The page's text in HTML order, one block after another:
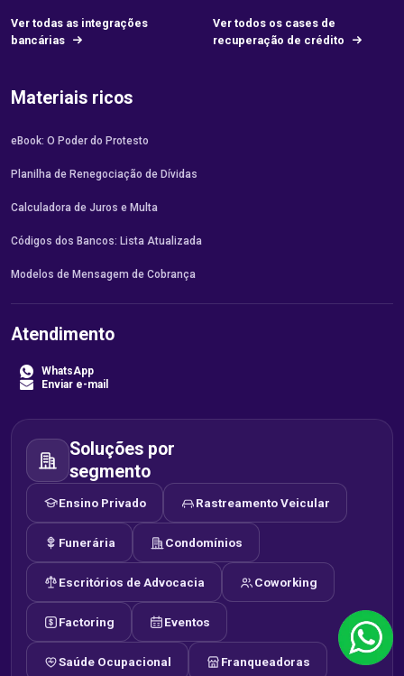
Ver todas as integrações
bancárias
Ver todos os cases de
recuperação de crédito
Materiais ricos
eBook: O Poder do Protesto
Planilha de Renegociação de Dívidas
Calculadora de Juros e Multa
Códigos dos Bancos: Lista Atualizada
Modelos de Mensagem de Cobrança
Atendimento
WhatsApp
Enviar e-mail
Soluções por
segmento
Ensino Privado Rastreamento Veicular
Funerária Condomínios
Escritórios de Advocacia Coworking
Factoring Eventos
Saúde Ocupacional Franqueadoras